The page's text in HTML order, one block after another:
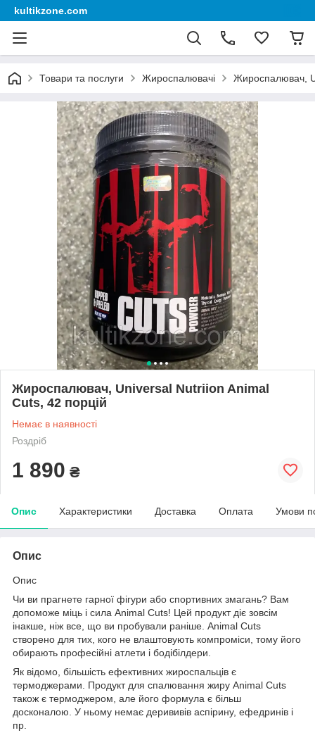
kultikzone.com
Товари та послуги Жироспалювачі Жироспалювач,
Жироспалювач, Universal Nutriion Animal
Cuts, 42 порцій
Немає в наявності
Роздріб
1 890 ₴
Опис Характеристики Доставка Оплата Умови
Опис
Опис
Чи ви прагнете гарної фігури або спортивних змагань? Вам
допоможе міць і сила Animal Cuts! Цей продукт діє зовсім
інакше, ніж все, що ви пробували раніше. Animal Cuts
створено для тих, кого не влаштовують компроміси, тому його
обирають професійні атлети і бодібілдери.
Як відомо, більшість ефективних жироспальців є
термоджерами. Продукт для спалювання жиру Animal Cuts
також є термоджером, але його формула є більш
досконалою. У ньому немає дерививів аспірину, ефедринів і
пр.